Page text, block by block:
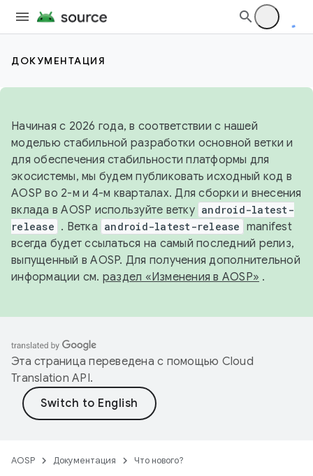
ДОКУМЕНТАЦИЯ
Начиная с 2026 года, в соответствии с нашей
моделью стабильной разработки основной ветки и
для обеспечения стабильности платформы для
экосистемы, мы будем публиковать исходный код в
AOSP во 2-м и 4-м кварталах. Для сборки и внесения
вклада в AOSP используйте ветку android-latest-
release . Ветка android-latest-release manifest
всегда будет ссылаться на самый последний релиз,
выпущенный в AOSP. Для получения дополнительной
информации см. раздел «Изменения в AOSP» .
Эта страница переведена с помощью Cloud
Translation API.
AOSP Документация Что нового?